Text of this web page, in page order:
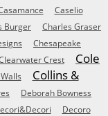
Caselio
Burger
Charles Graser
Chesapeake
Crest
Cole
Collins &
Deborah Bowness
Decoro